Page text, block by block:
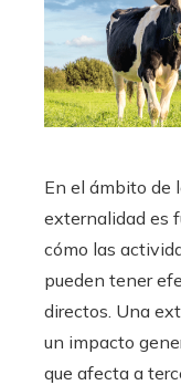
En el ámbito de
externalidad es
cómo las
pueden tener
directos. Una
un impacto
que afecta a